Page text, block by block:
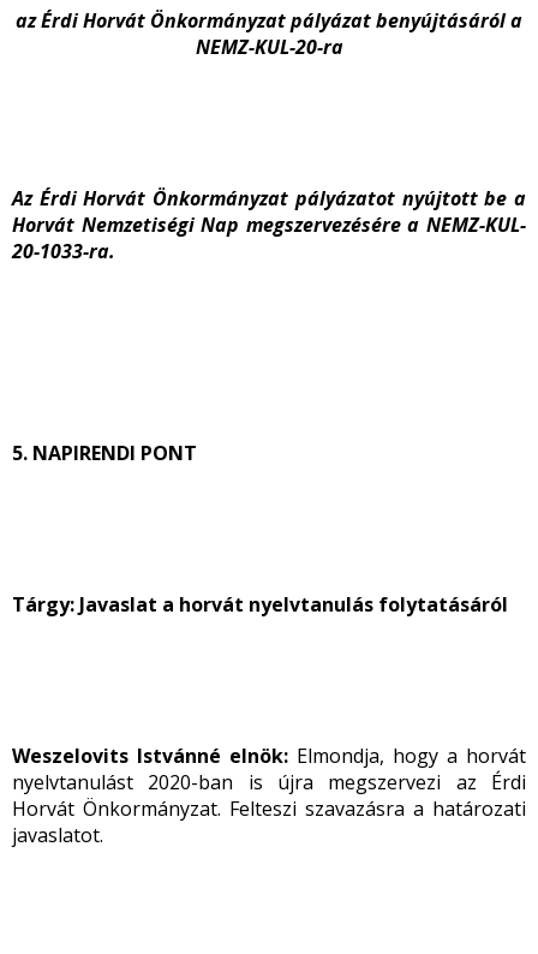
az Érdi Horvát Önkormányzat pályázat benyújtásáról a
NEMZ-KUL-20-ra
Az Érdi Horvát Önkormányzat pályázatot nyújtott be a
Horvát Nemzetiségi Nap megszervezésére a NEMZ-KUL-
20-1033-ra.
5. NAPIRENDI PONT
Tárgy: Javaslat a horvát nyelvtanulás folytatásáról
Weszelovits Istvánné elnök: Elmondja, hogy a horvát
nyelvtanulást 2020-ban is újra megszervezi az Érdi
Horvát Önkormányzat. Felteszi szavazásra a határozati
javaslatot.